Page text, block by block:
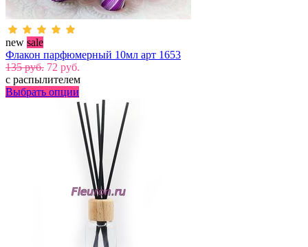
new sale
Флакон парфюмерный 10мл арт 1653
135 руб. 72 руб.
с распылителем
Выбрать опции